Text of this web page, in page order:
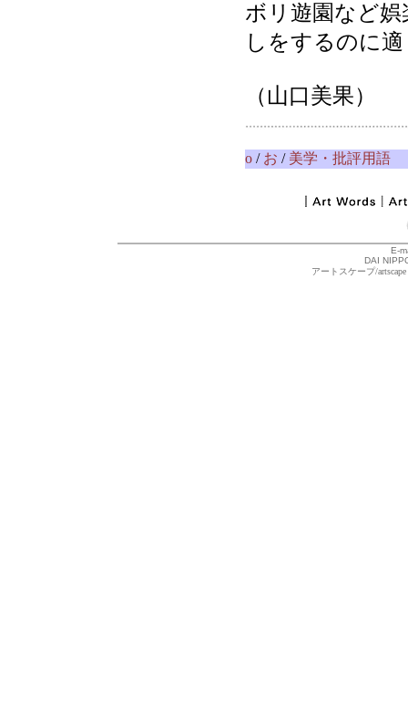
ボリ遊園など
しをするのに
（山口美果）
o/ お / 美学・批評用語
E-
DAI
アートスケープ/